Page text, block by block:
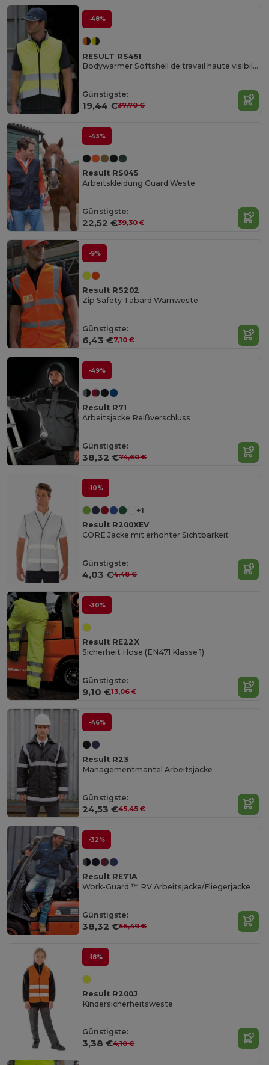
-48%
RESULT RS451
Bodywarmer Softshell de travail haute visibilité
Günstigste:
19,44 €37,70 €
-43%
Result RS045
Arbeitskleidung Guard Weste
Günstigste:
22,52 €39,30 €
-9%
Result RS202
Zip Safety Tabard Warnweste
Günstigste:
6,43 €7,10 €
-49%
Result R71
Arbeitsjacke Reißverschluss
Günstigste:
38,32 €74,60 €
-10%
+1
Result R200XEV
CORE Jacke mit erhöhter Sichtbarkeit
Günstigste:
4,03 €4,48 €
-30%
Result RE22X
Sicherheit Hose (EN471 Klasse 1)
Günstigste:
9,10 €13,06 €
-46%
Result R23
Managementmantel Arbeitsjacke
Günstigste:
24,53 €45,45 €
-32%
Result RE71A
Work-Guard ™ RV Arbeitsjacke/Fliegerjacke
Günstigste:
38,32 €56,49 €
-18%
Result R200J
Kindersicherheitsweste
Günstigste:
3,38 €4,10 €